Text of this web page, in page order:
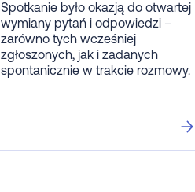
Spotkanie było okazją do otwartej
wymiany pytań i odpowiedzi –
zarówno tych wcześniej
zgłoszonych, jak i zadanych
spontanicznie w trakcie rozmowy.